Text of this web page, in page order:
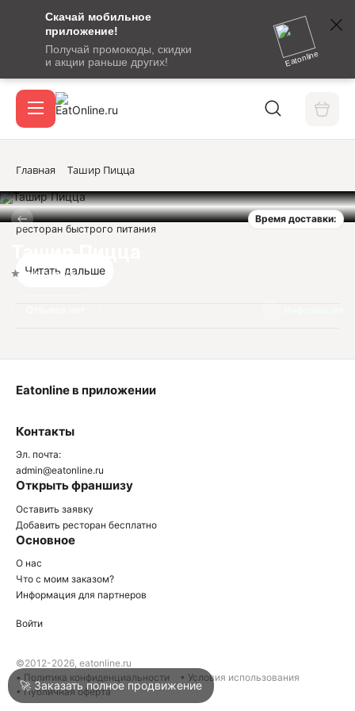
Скачай мобильное
приложение!
Получай промокоды, скидки
и акции раньше других!
Eatonline
сообщение
кодом
подтверждения
Вход / регистрация
Акции
Войти
Написать в техподдержку
Главная Ташир Пицца
Время доставки:
Нет оценок
ресторан быстрого питания
Читать дальше
Контакты
Эл. почта:
admin@eatonline.ru
Открыть франшизу
Оставить заявку
Добавить ресторан бесплатно
Основное
О нас
Что с моим заказом?
Информация для партнеров
Eatonline в приложении
Войти
©2012-2026, eatonline.ru
• Политика конфиденциальности
• Условия использования
• Публичная оферта
🚀 Заказать полное продвижение